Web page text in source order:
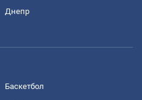
Днепр
Баскетбол